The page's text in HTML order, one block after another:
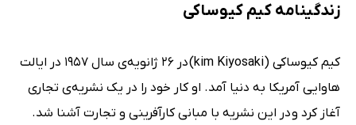
زندگینامه کیم کیوساکی
کیم کیوساکی (kim Kiyosaki) در 26 ژانویه‌ی سال 1957 در ایالت
هاوایی آمریکا به دنیا آمد. او کار خود را در یک نشریه‌ی تجاری
آغاز کرد و در این نشریه با مبانی کارآفرینی و تجارت آشنا شد.